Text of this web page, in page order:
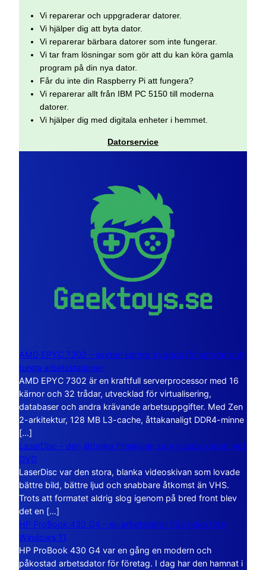
Vi reparerar och uppgraderar datorer.
Vi hjälper dig att byta dator.
Vi reparerar bärbara datorer som inte fungerar.
Vi tar fram lösningar som gör att du kan köra gamla
program på din nya dator.
Får du inte din Raspberry Pi att fungera?
Vi reparerar allt från IBM PC 5150 till moderna
datorer.
Vi hjälper dig med digitala enheter i hemmet.
Datorservice
AMD EPYC 7302 – sexton kärnor byggda för servrar och
tunga arbetsstationer
AMD EPYC 7302 är en kraftfull serverprocessor med 16
kärnor och 32 trådar, utvecklad för virtualisering,
databaser och andra krävande arbetsuppgifter. Med Zen
2-arkitektur, 128 MB L3-cache, åttakanaligt DDR4-minne
[…]
LaserDisc – den jättelika filmskivan som visade vägen mot
DVD
LaserDisc var den stora, blanka videoskivan som lovade
bättre bild, bättre ljud och snabbare åtkomst än VHS.
Trots att formatet aldrig slog igenom på bred front blev
det en […]
HP ProBook 430 G4 – en arbetsdator från tiden före
Windows 11
HP ProBook 430 G4 var en gång en modern och
påkostad arbetsdator för företag. I dag har den hamnat i